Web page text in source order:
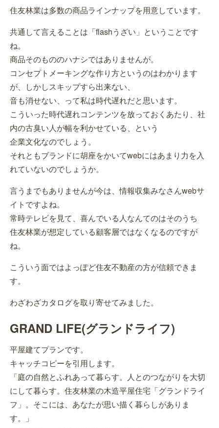
住友林業は多数の商品ラインナップを用意しています。
共通して言えることは「flashうざい」ということです
ね。
商品そのもののハナシではありませんが。
コンセプトメーキングな作り方というのはわかります
が、しかしスキップすら出来ない、
音も消せない、って私は時代遅れだと思います。
こういった時代遅れコンテンツを放っておくあたり、社
内の古臭い人が幅を利かせている、という
企業文化なのでしょう。
それともブランドに胡座をかいてwebにはあまり力を入
れていないのでしょうか。
言うまでもありませんが今は、情報収集みなさんwebサ
イトですよね。
常時テレビを見て、喜んでいる人なんてのはそのうち
住友林業が想定している顧客層ではなくなるのですが
ね。
こういう面ではよっぽど住友不動産の方が信頼できま
す。
わざわざカタログを取り寄せてみました。
GRAND LIFE(グランドライフ)
平屋建てプランです。
キャッチコピーを引用します。
「庭の自然とふれあって暮らす。人とのつながりを大切
にして暮らす。住友林業の木造平屋住宅「グランドライ
フ」。そこには、あなたが思い描く暮らしがありま
す。」